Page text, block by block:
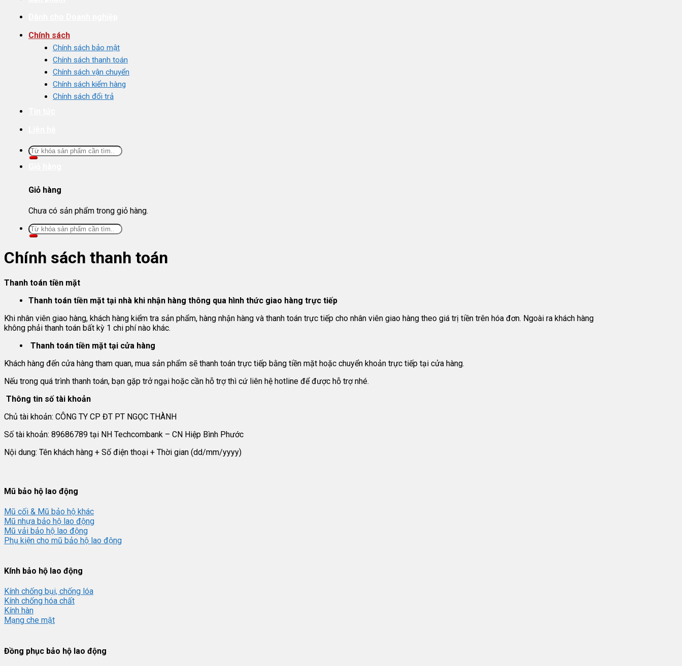
Chính sách
Chính sách bảo mật
Chính sách thanh toán
Chính sách vận chuyển
Chính sách kiểm hàng
Chính sách đổi trả
Tìm
kiếm:
Giỏ hàng
Chưa có sản phẩm trong giỏ hàng.
Tìm
kiếm:
Chính sách thanh toán
Thanh toán tiền mặt
Thanh toán tiền mặt tại nhà khi nhận hàng thông qua hình thức giao hàng trực tiếp
Khi nhân viên giao hàng, khách hàng kiểm tra sản phẩm, hàng nhận hàng và thanh toán trực tiếp cho nhân viên giao hàng theo giá trị tiền trên hóa đơn. Ngoài ra khách hàng
không phải thanh toán bất kỳ 1 chi phí nào khác.
Thanh toán tiền mặt tại cửa hàng
Khách hàng đến cửa hàng tham quan, mua sản phẩm sẽ thanh toán trực tiếp bằng tiền mặt hoặc chuyển khoản trực tiếp tại cửa hàng.
Nếu trong quá trình thanh toán, bạn gặp trở ngại hoặc cần hỗ trợ thì cứ liên hệ hotline để được hỗ trợ nhé.
Thông tin số tài khoản
Chủ tài khoản: CÔNG TY CP ĐT PT NGỌC THÀNH
Số tài khoản: 89686789 tại NH Techcombank – CN Hiệp Bình Phước
Nội dung: Tên khách hàng + Số điện thoại + Thời gian (dd/mm/yyyy)
Mũ bảo hộ lao động
Mũ cối & Mũ bảo hộ khác
Mũ nhựa bảo hộ lao động
Mũ vải bảo hộ lao động
Phụ kiện cho mũ bảo hộ lao động
Kính bảo hộ lao động
Kính chống bụi, chống lóa
Kính chống hóa chất
Kính hàn
Mạng che mặt
Đồng phục bảo hộ lao động